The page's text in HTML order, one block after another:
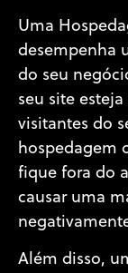
Uma
desempenha
do seu
seu site
visitantes do
hospedagem
fique fora do
causar uma
Além disso,